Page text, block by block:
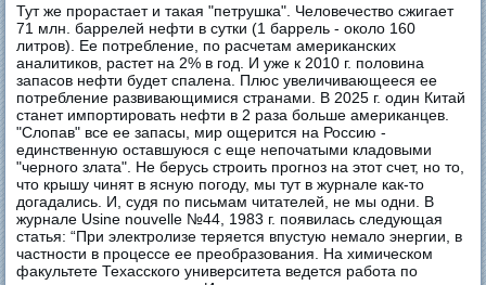
Тут же прорастает и такая "петрушка". Человечество сжигает
71 млн. баррелей нефти в сутки (1 баррель - около 160
литров). Ее потребление, по расчетам американских
аналитиков, растет на 2% в год. И уже к 2010 г. половина
запасов нефти будет спалена. Плюс увеличивающееся ее
потребление развивающимися странами. В 2025 г. один Китай
станет импортировать нефти в 2 раза больше американцев.
"Слопав" все ее запасы, мир ощерится на Россию -
единственную оставшуюся с еще непочатыми кладовыми
"черного злата". Не берусь строить прогноз на этот счет, но то,
что крышу чинят в ясную погоду, мы тут в журнале как-то
догадались. И, судя по письмам читателей, не мы одни. В
журнале Usine nouvelle №44, 1983 г. появилась следующая
статья: “При электролизе теряется впустую немало энергии, в
частности в процессе ее преобразования. На химическом
факультете Техасского университета ведется работа по